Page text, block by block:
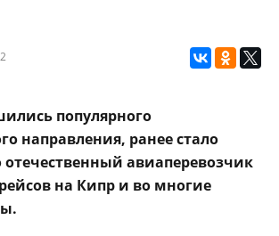
популярного
направления, ранее стало
отечественный авиаперевозчик
на Кипр и во многие